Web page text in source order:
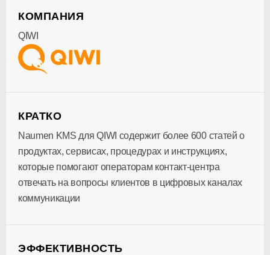
КОМПАНИЯ
QIWI
КРАТКО
Naumen KMS для QIWI содержит более 600 статей о
продуктах, сервисах, процедурах и инструкциях,
которые помогают операторам контакт-центра
отвечать на вопросы клиентов в цифровых каналах
коммуникации
ЭФФЕКТИВНОСТЬ